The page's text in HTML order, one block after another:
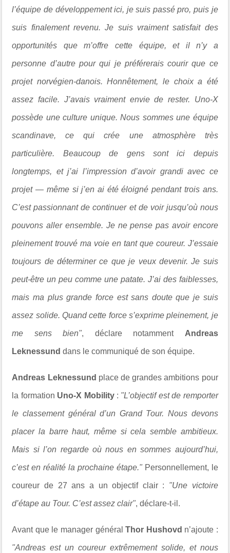
l’équipe de développement ici, je suis passé pro, puis je
suis finalement revenu. Je suis vraiment satisfait des
opportunités que m’offre cette équipe, et il n’y a
personne d’autre pour qui je préférerais courir que ce
projet norvégien-danois. Honnêtement, le choix a été
assez facile. J’avais vraiment envie de rester. Uno-X
possède une culture unique. Nous sommes une équipe
scandinave, ce qui crée une atmosphère très
particulière. Beaucoup de gens sont ici depuis
longtemps, et j’ai l’impression d’avoir grandi avec ce
projet — même si j’en ai été éloigné pendant trois ans.
C’est passionnant de continuer et de voir jusqu’où nous
pouvons aller ensemble. Je ne pense pas avoir encore
pleinement trouvé ma voie en tant que coureur. J’essaie
toujours de déterminer ce que je veux devenir. Je suis
peut-être un peu comme une patate. J’ai des faiblesses,
mais ma plus grande force est sans doute que je suis
assez solide. Quand cette force s’exprime pleinement, je
me sens bien", déclare notamment Andreas
Leknessund dans le communiqué de son équipe.
Andreas Leknessund place de grandes ambitions pour
la formation Uno-X Mobility: "L’objectif est de remporter
le classement général d’un Grand Tour. Nous devons
placer la barre haut, même si cela semble ambitieux.
Mais si l’on regarde où nous en sommes aujourd’hui,
c’est en réalité la prochaine étape."Personnellement, le
coureur de 27 ans a un objectif clair : "Une victoire
d’étape au Tour. C’est assez clair", déclare-t-il.
Avant que le manager généralThor Hushovd n’ajoute :
"Andreas est un coureur extrêmement solide, et nous